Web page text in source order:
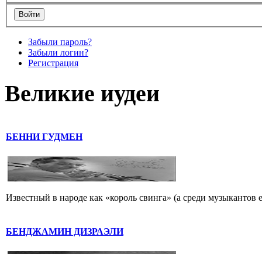
Забыли пароль?
Забыли логин?
Регистрация
Великие иудеи
БЕННИ ГУДМЕН
Известный в народе как «король свинга» (а среди
БЕНДЖАМИН ДИЗРАЭЛИ